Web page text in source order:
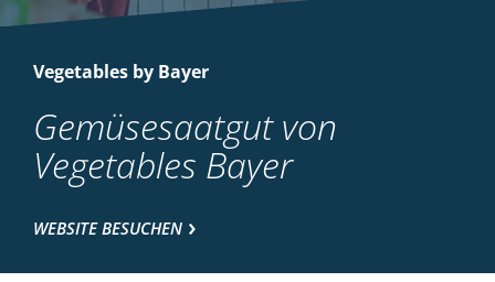
Vegetables by Bayer
Gemüsesaatgut von
Vegetables Bayer
WEBSITE BESUCHEN